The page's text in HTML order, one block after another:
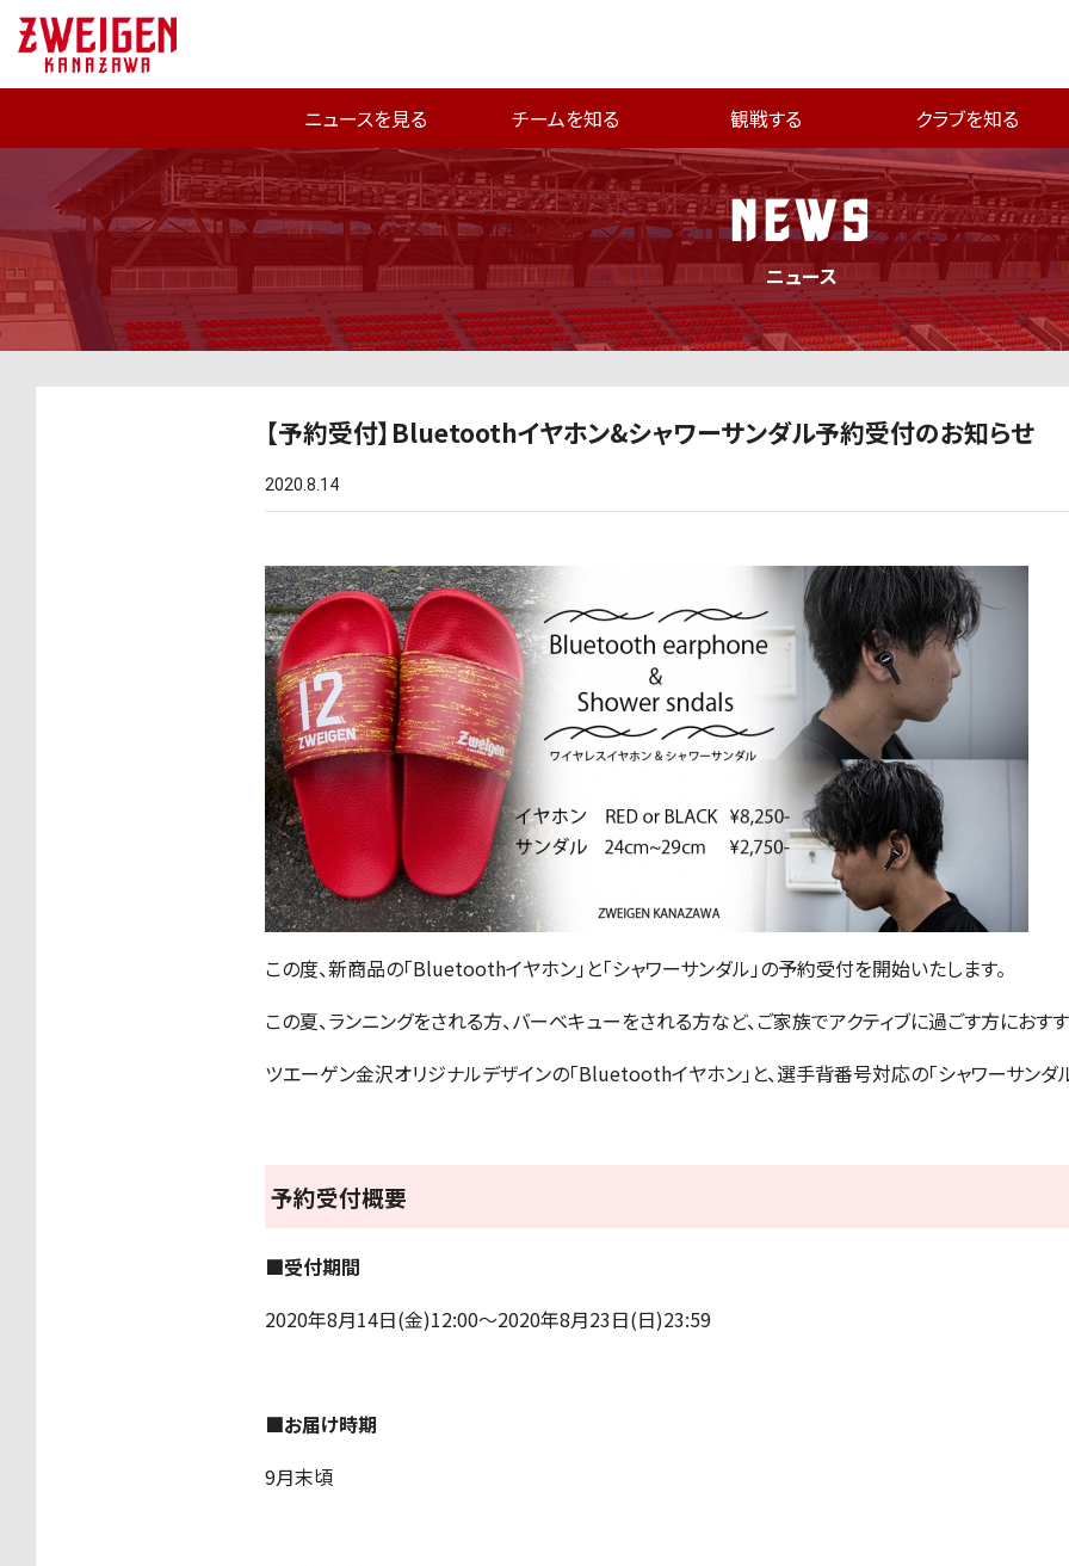
ニュースを見る チームを知る 観戦する クラブを知る
NEWS
ニュース
【予約受付】Bluetoothイヤホン&シャワーサンダル予約受付のお知らせ
2020.8.14
この度、新商品の「Bluetoothイヤホン」と「シャワーサンダル」の予約受付を開始いたします。
この夏、ランニングをされる方、バーベキューをされる方など、ご家族でアクティブに過ごす方におす
ツエーゲン金沢オリジナルデザインの「Bluetoothイヤホン」と、選手背番号対応の「シャワーサンダル
予約受付概要
■受付期間
2020年8月14日(金)12:00〜2020年8月23日(日)23:59
■お届け時期
9月末頃